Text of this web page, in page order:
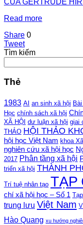
Read more
Share 0
Tweet
Tìm kiếm
Thẻ
1983 AI an sinh xã hội
Học chính sách xã hội
XÃ HỘI dư luận xã hội giai
THẢO HỘI THẢO
hội học Việt Nam khoa
nghiên cứu xã hội học
2017 Phân tầng xã hội
triển xã hội THÀNH
Trí tuệ nhân tạo TẠP
chí xã hội học – Số 1
trung lưu Việt Nam
Hào Quang xu hướng